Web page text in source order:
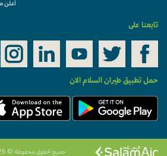
أعلن معنا
تابعنا على
حمل تطبيق طيران السلام الان
جميع الحقوق محفوظة © 2026